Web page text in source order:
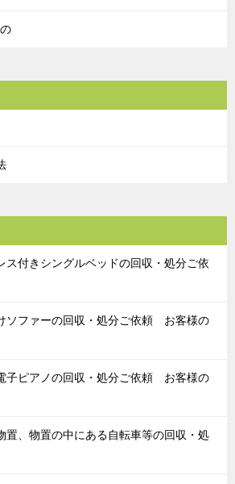
ス付きシングルベッドの回収・処分ご依
ソファーの回収・処分ご依頼 お客様の
子ピアノの回収・処分ご依頼 お客様の
置、物置の中にある自転車等の回収・処